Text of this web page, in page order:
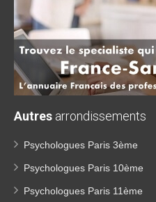
Autres arrondissements
Psychologues Paris 3ème
Psychologues Paris 10ème
Psychologues Paris 11ème